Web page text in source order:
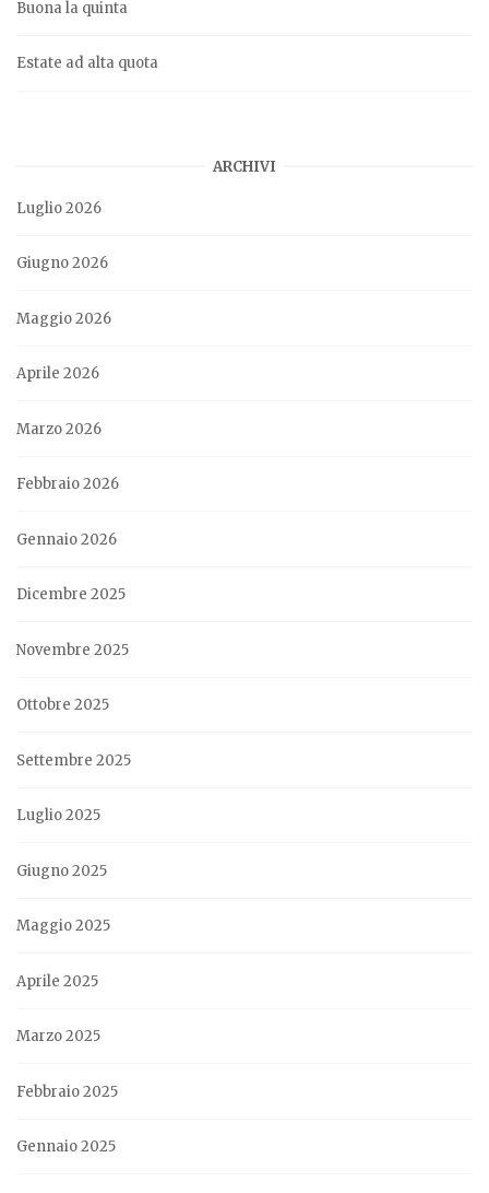
Buona la quinta
Estate ad alta quota
ARCHIVI
Luglio 2026
Giugno 2026
Maggio 2026
Aprile 2026
Marzo 2026
Febbraio 2026
Gennaio 2026
Dicembre 2025
Novembre 2025
Ottobre 2025
Settembre 2025
Luglio 2025
Giugno 2025
Maggio 2025
Aprile 2025
Marzo 2025
Febbraio 2025
Gennaio 2025